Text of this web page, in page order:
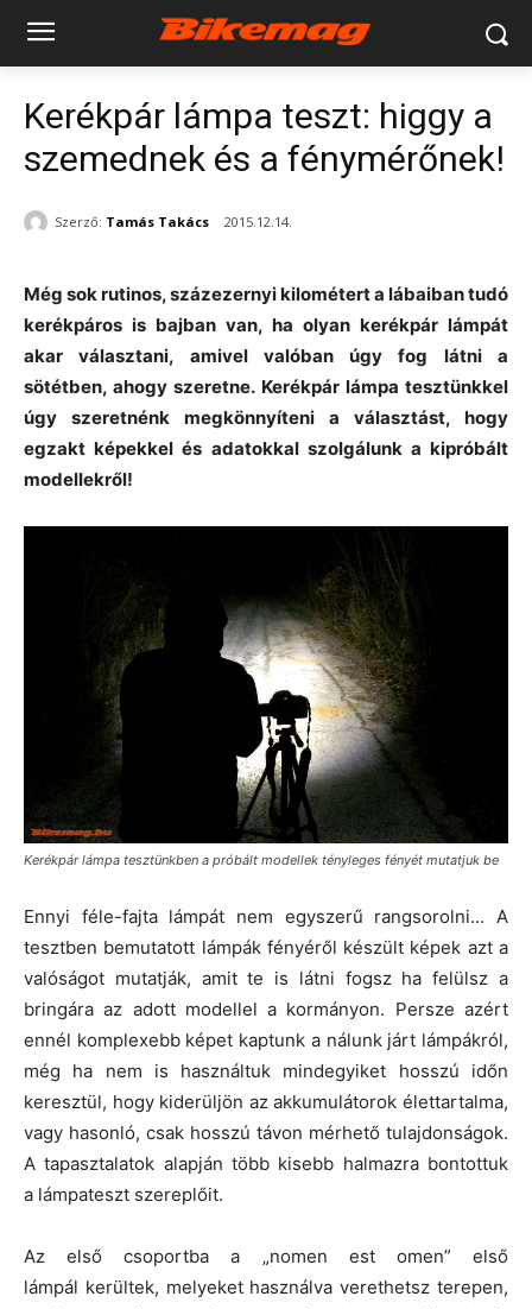
Kerékpár lámpa teszt: higgy a
szemednek és a fénymérőnek!
Szerző: Tamás Takács 2015.12.14.
Még sok rutinos, százezernyi kilométert a lábaiban tudó
kerékpáros is bajban van, ha olyan kerékpár lámpát
akar választani, amivel valóban úgy fog látni a
sötétben, ahogy szeretne. Kerékpár lámpa tesztünkkel
úgy szeretnénk megkönnyíteni a választást, hogy
egzakt képekkel és adatokkal szolgálunk a kipróbált
modellekről!
Kerékpár lámpa tesztünkben a próbált modellek tényleges fényét mutatjuk be
Ennyi féle-fajta lámpát nem egyszerű rangsorolni… A
tesztben bemutatott lámpák fényéről készült képek azt a
valóságot mutatják, amit te is látni fogsz ha felülsz a
bringára az adott modellel a kormányon. Persze azért
ennél komplexebb képet kaptunk a nálunk járt lámpákról,
még ha nem is használtuk mindegyiket hosszú időn
keresztül, hogy kiderüljön az akkumulátorok élettartalma,
vagy hasonló, csak hosszú távon mérhető tulajdonságok.
A tapasztalatok alapján több kisebb halmazra bontottuk
a lámpateszt szereplőit.
Az első csoportba a „nomen est omen” első
lámpál kerültek, melyeket használva verethetsz terepen,